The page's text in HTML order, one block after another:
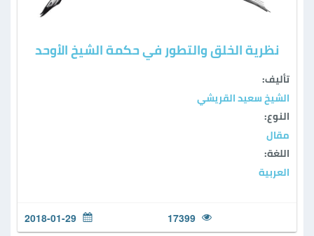
نظرية الخلق والتطور في حكمة الشيخ الأوحد
تأليف:
الشيخ سعيد القريشي
النوع:
مقال
اللغة:
العربية
17399
2018-01-29